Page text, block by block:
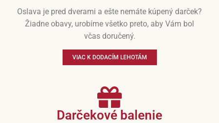
Oslava je pred dverami a ešte nemáte kúpený darček?
Žiadne obavy, urobíme všetko preto, aby Vám bol
včas doručený.
VIAC K DODACÍM LEHOTÁM
Darčekové balenie